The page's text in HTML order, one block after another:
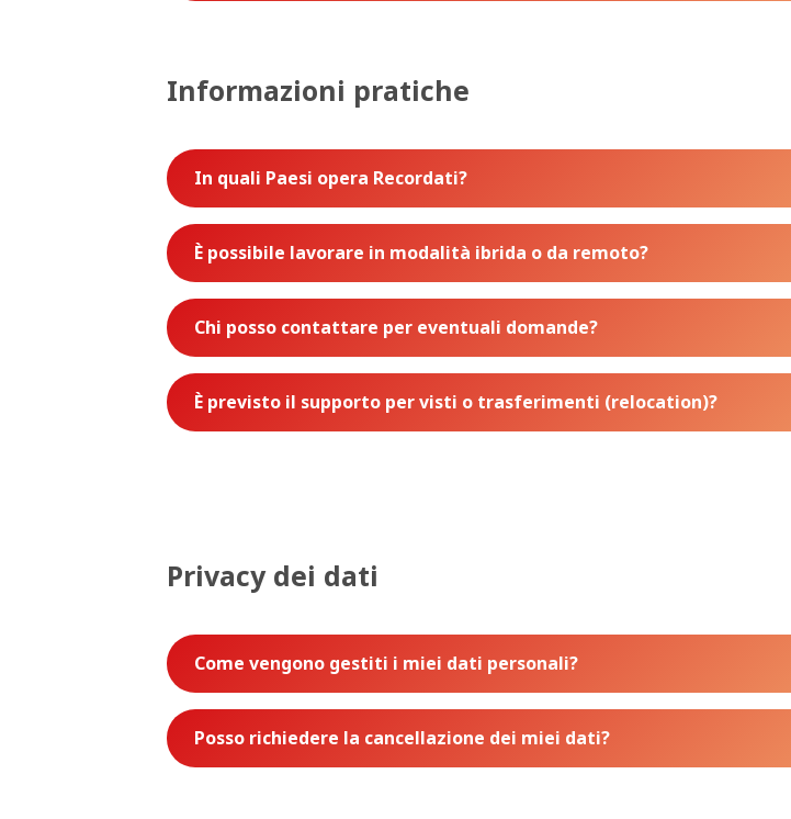
Informazioni pratiche
In quali Paesi opera Recordati?
È possibile lavorare in modalità ibrida o da remoto?
Chi posso contattare per eventuali domande?
È previsto il supporto per visti o trasferimenti (relocation)?
Privacy dei dati
Come vengono gestiti i miei dati personali?
Posso richiedere la cancellazione dei miei dati?